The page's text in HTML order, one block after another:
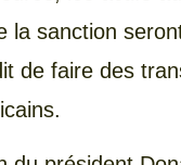
la sanction
de faire des